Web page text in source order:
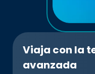
Viaja con la
avanzada